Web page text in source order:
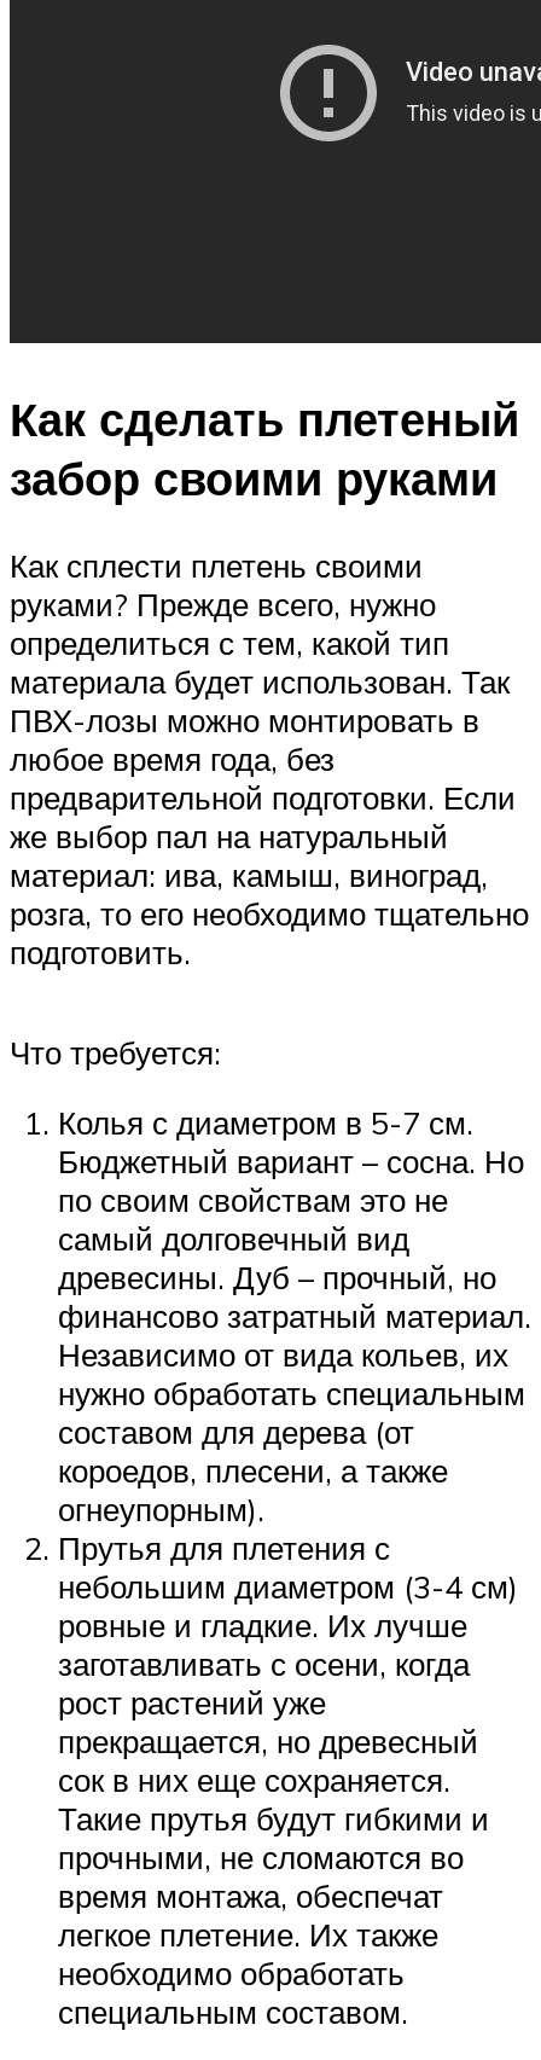
Как сделать плетеный
забор своими руками
Как сплести плетень своими
руками? Прежде всего, нужно
определиться с тем, какой тип
материала будет использован. Так
ПВХ-лозы можно монтировать в
любое время года, без
предварительной подготовки. Если
же выбор пал на натуральный
материал: ива, камыш, виноград,
розга, то его необходимо тщательно
подготовить.
Что требуется:
Колья с диаметром в 5-7 см.
Бюджетный вариант – сосна. Но
по своим свойствам это не
самый долговечный вид
древесины. Дуб – прочный, но
финансово затратный материал.
Независимо от вида кольев, их
нужно обработать специальным
составом для дерева (от
короедов, плесени, а также
огнеупорным).
Прутья для плетения с
небольшим диаметром (3-4 см)
ровные и гладкие. Их лучше
заготавливать с осени, когда
рост растений уже
прекращается, но древесный
сок в них еще сохраняется.
Такие прутья будут гибкими и
прочными, не сломаются во
время монтажа, обеспечат
легкое плетение. Их также
необходимо обработать
специальным составом.